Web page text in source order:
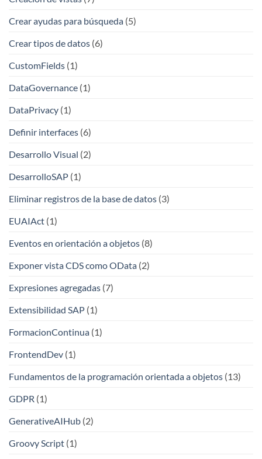
Crear ayudas para búsqueda (5)
Crear tipos de datos (6)
CustomFields (1)
DataGovernance (1)
DataPrivacy (1)
Definir interfaces (6)
Desarrollo Visual (2)
DesarrolloSAP (1)
Eliminar registros de la base de datos (3)
EUAIAct (1)
Eventos en orientación a objetos (8)
Exponer vista CDS como OData (2)
Expresiones agregadas (7)
Extensibilidad SAP (1)
FormacionContinua (1)
FrontendDev (1)
Fundamentos de la programación orientada a objetos (13)
GDPR (1)
GenerativeAIHub (2)
Groovy Script (1)